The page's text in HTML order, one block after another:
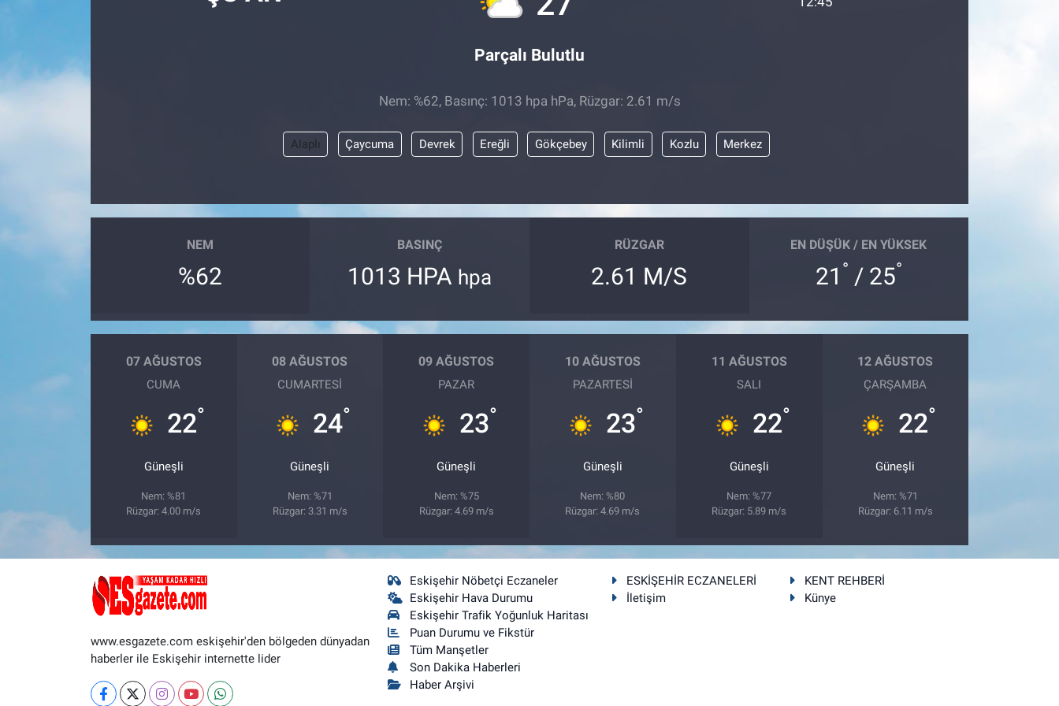
Parçalı Bulutlu
Nem: %62, Basınç: 1013 hpa hPa, Rüzgar: 2.61 m/s
Alaplı Çaycuma Devrek Ereğli Gökçebey Kilimli Kozlu Merkez
NEM
%62
BASINÇ
1013 HPA hpa
RÜZGAR
2.61 M/S
EN DÜŞÜK / EN YÜKSEK
21 ° / 25°
07 AĞUSTOS
CUMA
22°
Güneşli
Nem: %81
Rüzgar: 4.00 m/s
08 AĞUSTOS
CUMARTESI
24°
Güneşli
Nem: %71
Rüzgar: 3.31 m/s
09 AĞUSTOS
PAZAR
23°
Güneşli
Nem: %75
Rüzgar: 4.69 m/s
10 AĞUSTOS
PAZARTESI
23°
Güneşli
Nem: %80
Rüzgar: 4.69 m/s
11 AĞUSTOS
SALI
22°
Güneşli
Nem: %77
Rüzgar: 5.89 m/s
12 AĞUSTOS
ÇARŞAMBA
22°
Güneşli
Nem: %71
Rüzgar: 6.11 m/s
www.esgazete.com eskişehir'den bölgeden dünyadan
haberler ile Eskişehir internette lider
Eskişehir Nöbetçi Eczaneler
Eskişehir Hava Durumu
Eskişehir Trafik Yoğunluk Haritası
Puan Durumu ve Fikstür
Tüm Manşetler
Son Dakika Haberleri
Haber Arşivi
ESKİŞEHİR ECZANELERİ
KENT REHBERİ
İletişim
Künye
Bilecik